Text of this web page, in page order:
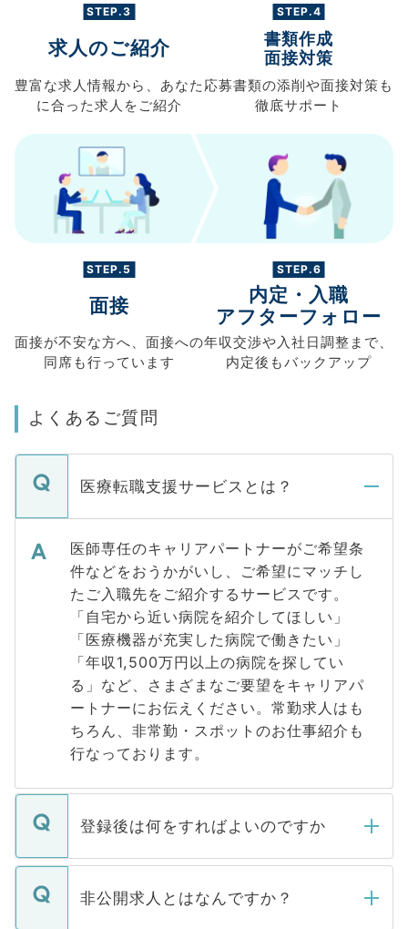
STEP.3
求人のご紹介
豊富な求人情報から、 あなた
に合った求人を ご紹介
STEP.4
書類作成
面接対策
応募書類の添削や面接対策も
徹底サポート
STEP.5
面接
面接が不安な方へ、 面接への
同席も行っています
STEP.6
内定・入職
アフターフォロー
年収交渉や入社日調整まで、
内定後もバックアップ
よくあるご質問
医療転職支援サービスとは？
医師専任のキャリアパートナーがご希望条
件などをおうかがいし、ご希望にマッチし
たご入職先をご紹介するサービスです。
「自宅から近い病院を紹介してほしい」
「医療機器が充実した病院で働きたい」
「年収1,500万円以上の病院を探してい
る」など、さまざまなご要望をキャリアパ
ートナーにお伝えください。常勤求人はも
ちろん、非常勤・スポットのお仕事紹介も
行なっております。
登録後は何をすればよいのですか
ご登録いただきましたら、弊社担当者がご
登録内容を確認し、その後メールもしくは
非公開求人とはなんですか？